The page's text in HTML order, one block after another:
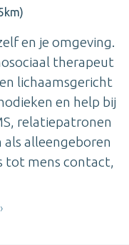
en je omgeving.
therapeut
lichaamsgericht
en help bij
relatiepatronen
als alleengeboren
tot mens contact,